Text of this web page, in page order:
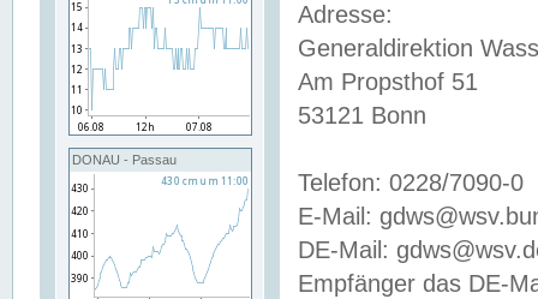
DONAU - Passau
Adresse:
Generaldirektion
Am Propsthof 51
53121 Bonn
Telefon: 0228/7090-0
E-Mail:
DE-Mail:
Empfänger das DE-